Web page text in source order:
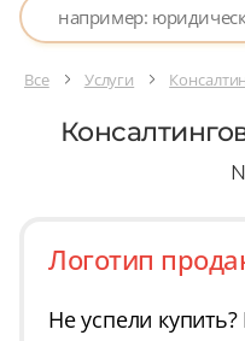
Все Услуги
Логотип
Не успели